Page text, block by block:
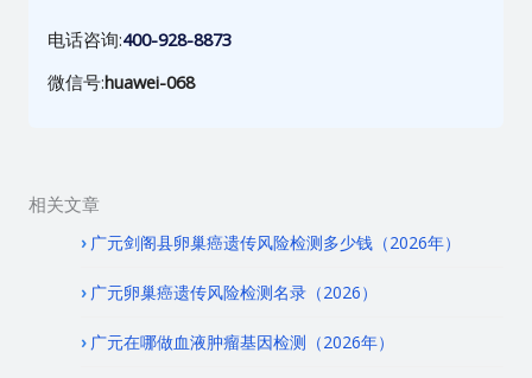
电话咨询:400-928-8873
微信号:huawei-068
相关文章
广元剑阁县卵巢癌遗传风险检测多少钱（2026年）
广元卵巢癌遗传风险检测名录（2026）
广元在哪做血液肿瘤基因检测（2026年）